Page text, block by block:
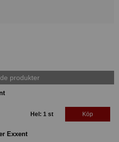
produkter
Hel: 1 st Köp
Exxent